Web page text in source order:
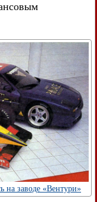
на заводе «Вентури»